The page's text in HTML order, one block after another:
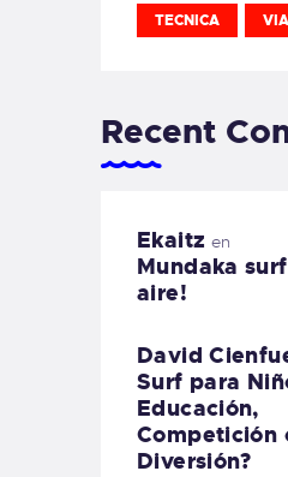
TECNICA
Recent
Ekaitz en
Mundaka
aire!
David
Surf para
Educación,
Competición
Diversión?